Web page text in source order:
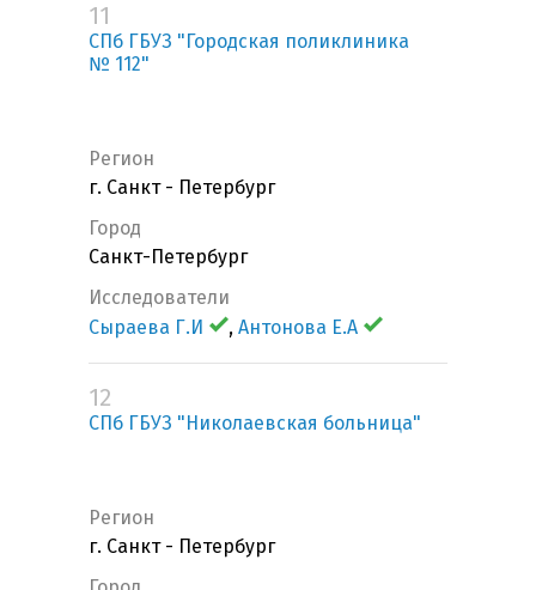
11
СПб ГБУЗ "Городская поликлиника
№ 112"
Регион
г. Санкт - Петербург
Город
Санкт-Петербург
Исследователи
Сыраева Г.И
, Антонова Е.А
12
СПб ГБУЗ "Николаевская больница"
Регион
г. Санкт - Петербург